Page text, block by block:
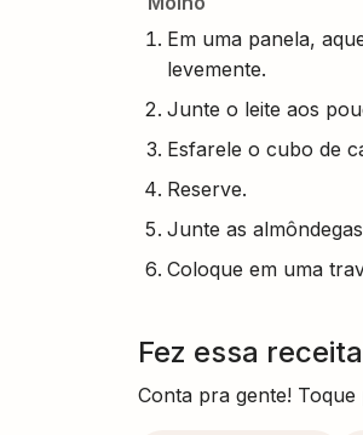
Em uma panela,
levemente.
Junte o leite aos
Esfarele o cubo de
Reserve.
Junte as
Coloque em uma
Fez essa
Conta pra gente!